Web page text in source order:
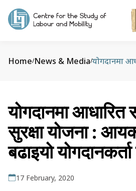
Home/News & Media/
योगदानमा आधारित
सुरक्षा योजना :
बढाइयो
17 February, 2020